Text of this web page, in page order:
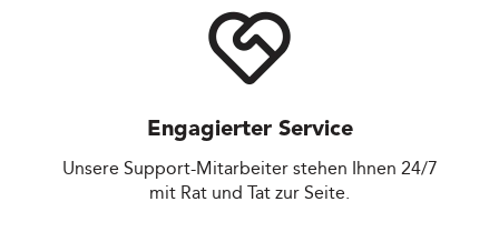
Engagierter Service
Unsere Support-Mitarbeiter stehen Ihnen 24/7
mit Rat und Tat zur Seite.